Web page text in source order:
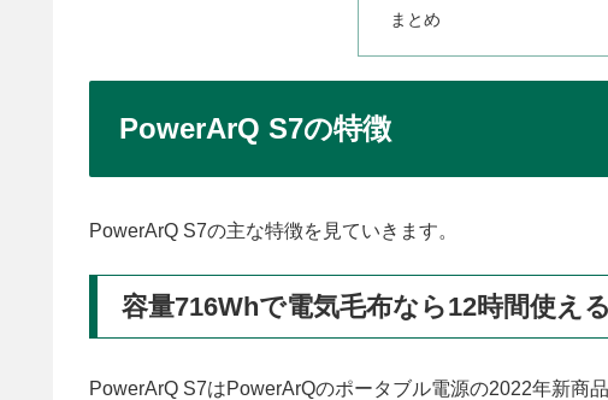
まとめ
PowerArQ S7の特徴
PowerArQ S7の主な特徴を見ていきます。
容量716Whで電気毛布なら12時間使える
PowerArQ S7はPowerArQのポータブル電源の2022年新商